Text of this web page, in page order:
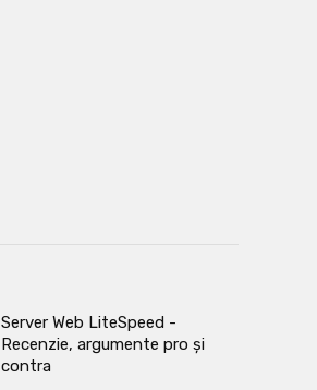
Server Web LiteSpeed ​​-
Recenzie, argumente pro și
contra